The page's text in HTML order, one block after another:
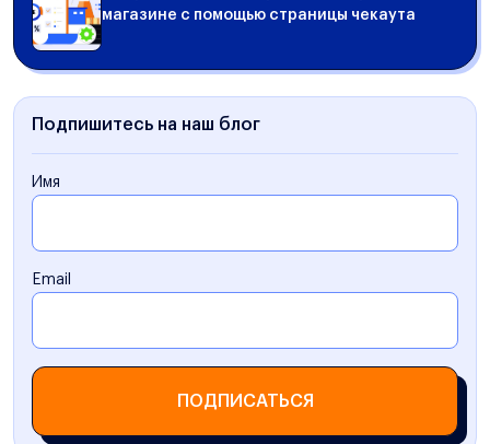
магазине с помощью страницы чекаута
Подпишитесь на наш блог
Имя
Email
ПОДПИСАТЬСЯ